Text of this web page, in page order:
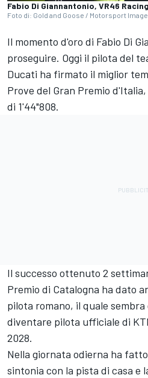
Fabio Di Giannantonio, VR46
Foto di: Gold and Goose / Motorsport
Il momento d'oro di Fabio Di
proseguire. Oggi il pilota del
Ducati ha firmato il miglior
Prove del Gran Premio
di 1'44"808.
Il successo ottenuto 2
Premio di Catalogna ha dato
pilota romano, il quale
diventare pilota ufficiale di
2028.
Nella giornata odierna ha
sintonia con la pista di casa e